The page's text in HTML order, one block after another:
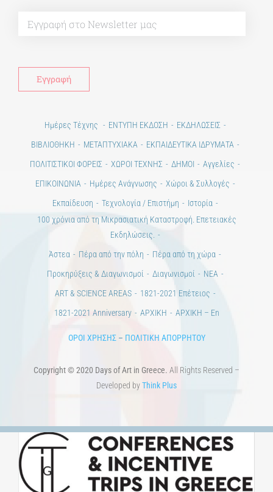
Ημέρες Τέχνης ΕΝΤΥΠΗ ΕΚΔΟΣΗ
ΕΚΔΗΛΩΣΕΙΣ
ΒΙΒΛΙΟΘΗΚΗ
ΜΕΤΑΠΤΥΧΙΑΚΑ
ΕΚΠΑΙΔΕΥΤΙΚΑ ΙΔΡΥΜΑΤΑ
ΠΟΛΙΤΙΣΤΙΚΟΙ ΦΟΡΕΙΣ
ΧΩΡΟΙ ΤΕΧΝΗΣ ΔΗΜΟΙ
Αγγελίες
ΕΠΙΚΟΙΝΩΝΙΑ
Ημέρες Ανάγνωσης
Χώροι & Συλλογές
Εκπαίδευση
Τεχνολογία / Επιστήμη
Ιστορία
100 χρόνια από τη Μικρασιατική Καταστροφή. Επετειακές
Εκδηλώσεις.
Άστεα
Πέρα από την πόλη
Πέρα από τη χώρα
Προκηρύξεις & Διαγωνισμοί
Διαγωνισμοί
ΝΕΑ
ART & SCIENCE AREAS
1821-2021 Επέτειος
1821-2021 Anniversary
ΑΡΧΙΚΗ ΑΡΧΙΚΗ – En
ΟΡΟΙ ΧΡΗΣΗΣ– ΠΟΛΙΤΙΚΗ ΑΠΟΡΡΗΤΟΥ
Copyright © 2020 Days of Art in Greece. All Rights Reserved –
Developed byThink Plus